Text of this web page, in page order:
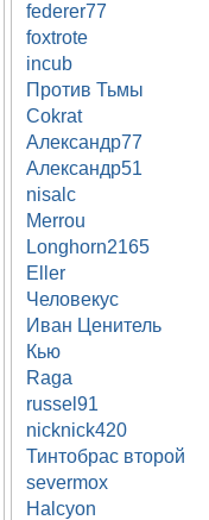
federer77
foxtrote
incub
Против Тьмы
Cokrat
Александр77
Александр51
nisalc
Merrou
Longhorn2165
Eller
Человекус
Иван Ценитель
Кью
Raga
russel91
nicknick420
Тинтобрас второй
severmox
Halcyon